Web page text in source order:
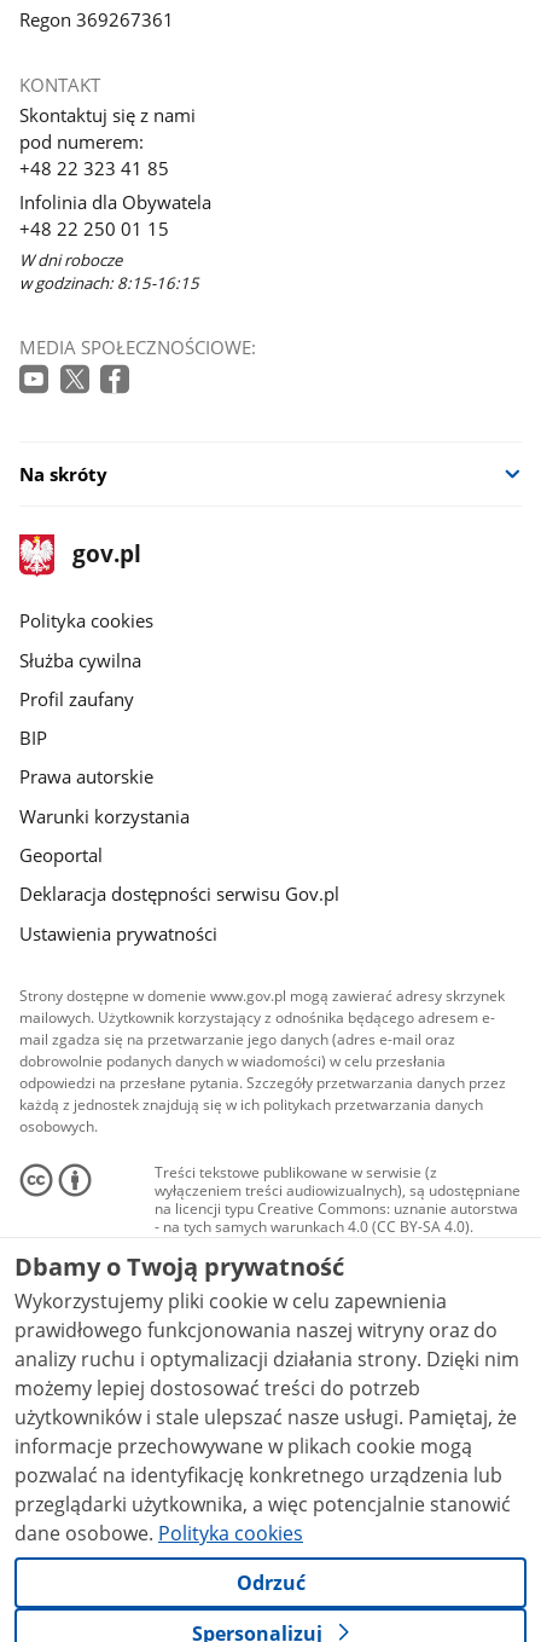
Regon 369267361
KONTAKT
Skontaktuj się z nami
pod numerem:
+48 22 323 41 85
Infolinia dla Obywatela
+48 22 250 01 15
W dni robocze
w godzinach: 8:15-16:15
MEDIA SPOŁECZNOŚCIOWE:
Na skróty
stopka
gov.pl
Strona
gov.pl
gov.pl
Polityka cookies
Służba cywilna
Profil zaufany
BIP
Prawa autorskie
Warunki korzystania
Geoportal
Deklaracja dostępności serwisu Gov.pl
Ustawienia prywatności
Strony dostępne w domenie www.gov.pl mogą zawierać adresy skrzynek
mailowych. Użytkownik korzystający z odnośnika będącego adresem e-
mail zgadza się na przetwarzanie jego danych (adres e-mail oraz
dobrowolnie podanych danych w wiadomości) w celu przesłania
odpowiedzi na przesłane pytania. Szczegóły przetwarzania danych przez
każdą z jednostek znajdują się w ich politykach przetwarzania danych
osobowych.
Treści tekstowe publikowane w serwisie (z
wyłączeniem treści audiowizualnych), są udostępniane
na licencji typu Creative Commons: uznanie autorstwa
- na tych samych warunkach 4.0 (CC BY-SA 4.0).
Materiały audiowizualne, w tym zdjęcia, materiały
audio i wideo, są udostępniane na licencji typu
Creative Commons: uznanie autorstwa użycie
niekomercyjne - bez utworów zależnych 4.0 (CC BY-
NC-ND 4.0), o ile nie jest to stwierdzone inaczej.
Dbamy o Twoją prywatność
Wykorzystujemy pliki cookie w celu zapewnienia
prawidłowego funkcjonowania naszej witryny oraz do
analizy ruchu i optymalizacji działania strony. Dzięki nim
możemy lepiej dostosować treści do potrzeb
użytkowników i stale ulepszać nasze usługi. Pamiętaj, że
informacje przechowywane w plikach cookie mogą
pozwalać na identyfikację konkretnego urządzenia lub
przeglądarki użytkownika, a więc potencjalnie stanowić
dane osobowe. Polityka cookies
Odrzuć
Spersonalizuj